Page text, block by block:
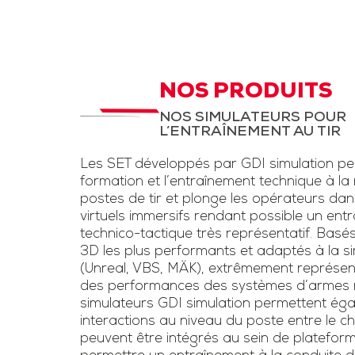
à la menace drone et
la lutte anti-drone.
Inclut un kit pour drone
brouilleur une voie
une simulation
l’usage de
voie »
NOS PRODUITS
NOS SIMULATEURS POUR
L’ENTRAÎNEMENT AU TIR
Les SET développés par GDI simulation
formation et l’entraînement technique à la
postes de tir et plonge les opérateurs
virtuels immersifs rendant possible un
technico-tactique très représentatif.
3D les plus performants et adaptés à la
(Unreal, VBS, MÄK), extrêmement
des performances des systèmes d’armes
simulateurs GDI simulation permettent
interactions au niveau du poste entre le
peuvent être intégrés au sein de